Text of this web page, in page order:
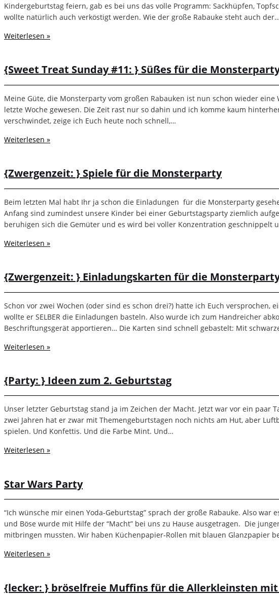
Kindergeburtstag feiern, gab es bei uns das volle Programm: Sackhüpfen,
wollte natürlich auch verköstigt werden. Wie der große Rabauke steht auch der…
Weiterlesen »
{Sweet Treat Sunday #11: } Süßes für die
Meine Güte, die Monsterparty vom großen Rabauken ist nun schon wieder
letzte Woche gewesen. Die Zeit rast nur so dahin und ich komme kaum
verschwindet, zeige ich Euch heute noch schnell,…
Weiterlesen »
{Zwergenzeit: } Spiele für die Monsterparty
Beim letzten Mal habt Ihr ja schon die Einladungen für die Monsterparty
Anfang sind zumindest unsere Kinder bei einer Geburtstagsparty ziemlich
beruhigen sich die Gemüter und es wird bei voller Konzentration geschnippelt
Weiterlesen »
{Zwergenzeit: } Einladungskarten für die
Schon vor zwei Wochen (oder sind es schon drei?) hatte ich Euch
wollte er SELBER die Einladungen basteln. Also wurde ich zum Handreicher
Beschriftungsgerät apportieren… Die Karten sind schnell gebastelt: Mit
Weiterlesen »
{Party: } Ideen zum 2. Geburtstag
Unser letzter Geburtstag stand ja im Zeichen der Macht. Jetzt war vor ein paar
zwei Jahren hat er zwar mit Themengeburtstagen noch nichts am Hut, aber
spielen. Und Konfettis. Und die Farbe Mint. Und…
Weiterlesen »
Star Wars Party
“Ich wünsche mir einen Yoda-Geburtstag” sprach der große Rabauke. Also war
und Böse wurde mit Hilfe der “Macht” bei uns zu Hause ausgetragen. Die
mitbringen mussten. Wir haben Küchenpapier-Rollen mit blauen Glanzpapier
Weiterlesen »
{lecker: } bröselfreie Muffins für die Allerkleinsten mit